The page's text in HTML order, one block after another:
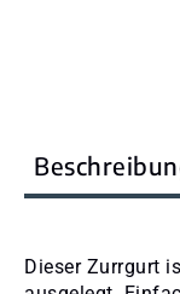
Dieser Zurrgurt